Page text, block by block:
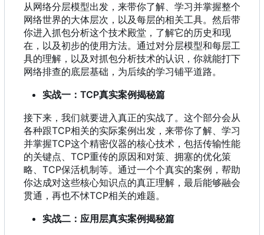
从网络分层模型出发，来带你了解、学习并掌握整个
网络世界的大体层次，以及每层的相关工具。然后带
你进入抓包分析这个技术殿堂，了解它的历史和现
在，以及初步的使用方法。通过对分层模型和每层工
具的理解，以及对抓包分析技术的认识，你就能打下
网络排查的底层基础，为后续的学习铺平道路。
实战一 ： TCP真实案例揭秘篇
接下来 ， 我们就要进入真正的实战了。这个部分会从
各种跟TCP相关的实际案例出发 ， 来带你了解、学习
并掌握TCP这个精密仪器的核心技术 ， 包括传输性能
的关键点、TCP重传的原因和对策、拥塞的优化策
略、TCP保活机制等。通过一个个真实的案例 ， 帮助
你达成对这些核心知识点的真正理解 ， 最后能够融会
贯通 ， 再也不怵TCP相关的难题。
实战二：应用层真实案例揭秘篇